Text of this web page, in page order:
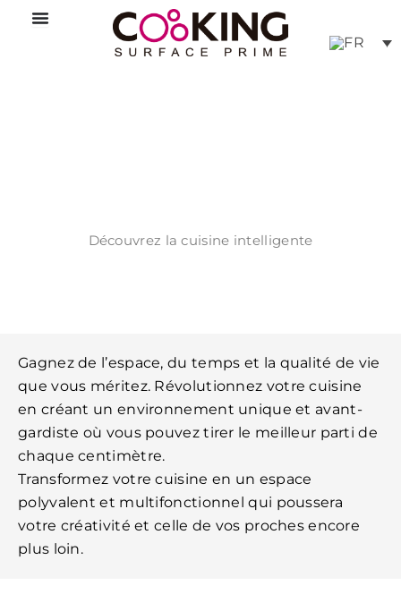
Aller
Découvrez la cuisine intelligente
Gagnez de l’espace, du temps et la qualité de vie
que vous méritez. Révolutionnez votre cuisine
en créant un environnement unique et avant-
gardiste où vous pouvez tirer le meilleur parti de
chaque centimètre.
Transformez votre cuisine en un espace
polyvalent et multifonctionnel qui poussera
votre créativité et celle de vos proches encore
plus loin.